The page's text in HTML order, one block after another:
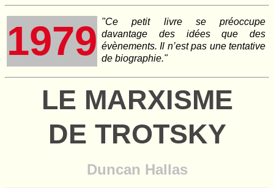
1979 "Ce petit livre se préoccupe
davantage des idées que des
évènements. Il n’est pas une tentative
de biographie."
LE MARXISME
DE TROTSKY
Duncan Hallas